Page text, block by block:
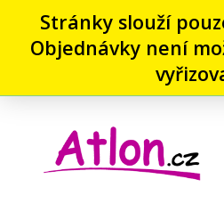
Stránky slouží
Objednávky není